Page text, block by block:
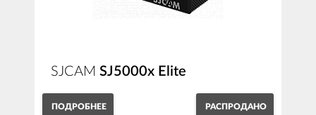
SJCAM SJ5000x Elite
ПОДРОБНЕЕ РАСПРОДАНО